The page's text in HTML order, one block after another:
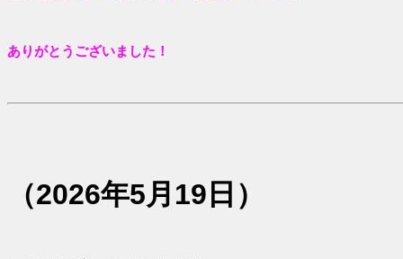
ありがとうございました！
（2026年5月19日）